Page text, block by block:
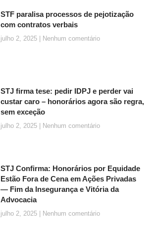
STF paralisa processos de pejotização
com contratos verbais
julho 2, 2025 Nenhum comentário
STJ firma tese: pedir IDPJ e perder vai
custar caro – honorários agora são regra,
sem exceção
julho 2, 2025 Nenhum comentário
STJ Confirma: Honorários por Equidade
Estão Fora de Cena em Ações Privadas
— Fim da Insegurança e Vitória da
Advocacia
julho 2, 2025 Nenhum comentário